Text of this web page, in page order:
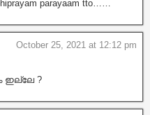
parayaam tto……
October 25, 2021 at 12:12 pm
ഇല്ലേ ?